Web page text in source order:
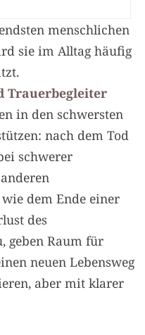
menschlichen
sie im Alltag häufig
Trauerbegleiter
in den schwersten
nach dem Tod
schwerer
dem Ende einer
des
geben Raum für
neuen Lebensweg
aber mit klarer